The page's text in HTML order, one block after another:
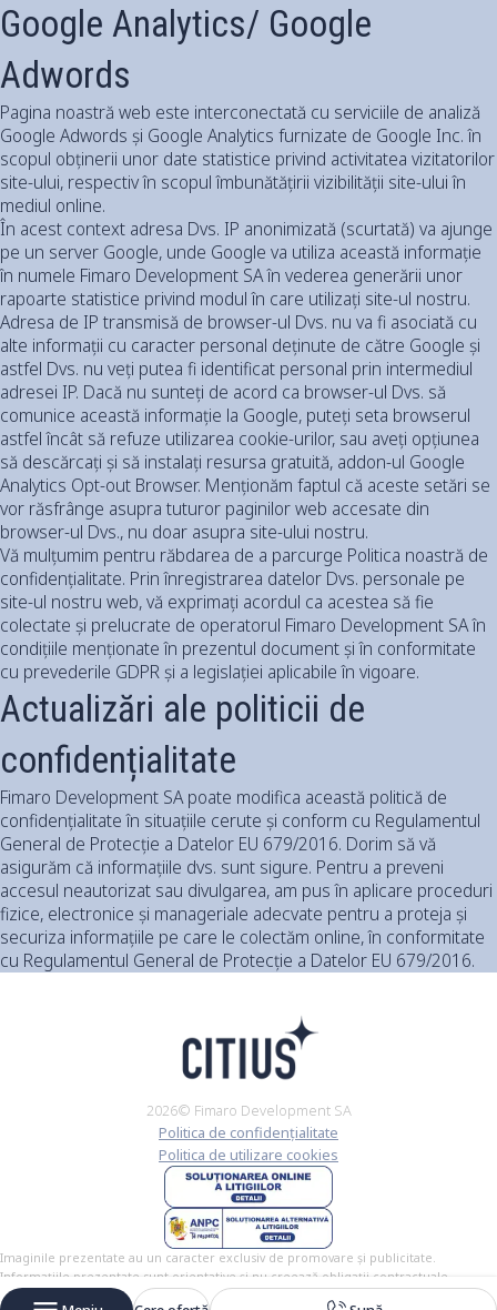
Google Analytics/ Google
Adwords
Pagina noastră web este interconectată cu serviciile de analiză
Google Adwords și Google Analytics furnizate de Google Inc. în
scopul obținerii unor date statistice privind activitatea vizitatorilor
site-ului, respectiv în scopul îmbunătățirii vizibilității site-ului în
mediul online.
În acest context adresa Dvs. IP anonimizată (scurtată) va ajunge
pe un server Google, unde Google va utiliza această informație
în numele Fimaro Development SA în vederea generării unor
rapoarte statistice privind modul în care utilizați site-ul nostru.
Adresa de IP transmisă de browser-ul Dvs. nu va fi asociată cu
alte informații cu caracter personal deținute de către Google și
astfel Dvs. nu veți putea fi identificat personal prin intermediul
adresei IP. Dacă nu sunteți de acord ca browser-ul Dvs. să
comunice această informație la Google, puteți seta browserul
astfel încât să refuze utilizarea cookie-urilor, sau aveți opțiunea
să descărcați și să instalați resursa gratuită, addon-ul Google
Analytics Opt-out Browser. Menționăm faptul că aceste setări se
vor răsfrânge asupra tuturor paginilor web accesate din
browser-ul Dvs., nu doar asupra site-ului nostru.
Vă mulțumim pentru răbdarea de a parcurge Politica noastră de
confidențialitate. Prin înregistrarea datelor Dvs. personale pe
site-ul nostru web, vă exprimați acordul ca acestea să fie
colectate și prelucrate de operatorul Fimaro Development SA în
condițiile menționate în prezentul document și în conformitate
cu prevederile GDPR și a legislației aplicabile în vigoare.
Actualizări ale politicii de
confidențialitate
Fimaro Development SA poate modifica această politică de
confidențialitate în situațiile cerute și conform cu Regulamentul
General de Protecție a Datelor EU 679/2016. Dorim să vă
asigurăm că informațiile dvs. sunt sigure. Pentru a preveni
accesul neautorizat sau divulgarea, am pus în aplicare proceduri
fizice, electronice și manageriale adecvate pentru a proteja și
securiza informațiile pe care le colectăm online, în conformitate
cu Regulamentul General de Protecție a Datelor EU 679/2016.
2026© Fimaro Development SA
Politica de confidențialitate
Politica de utilizare cookies
Imaginile prezentate au un caracter exclusiv de promovare și publicitate.
Informațiile prezentate sunt orientative și nu creează obligații contractuale.
Informațiile sunt furnizate în conformitate cu Legea nr. 296/2004 privind Codul